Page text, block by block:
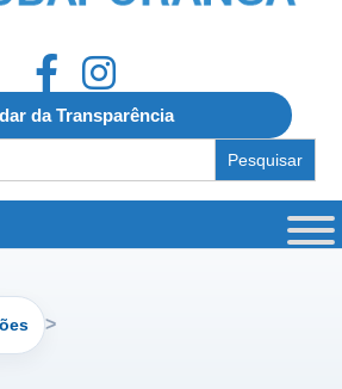
da Transparência